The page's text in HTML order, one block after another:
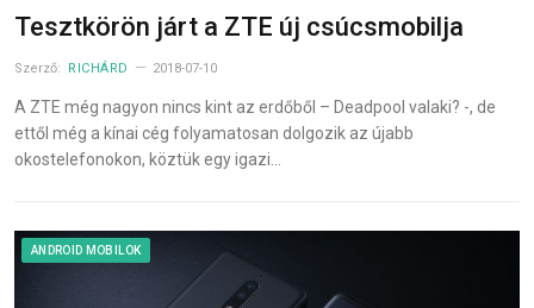
Tesztkörön járt a ZTE új csúcsmobilja
Szerző: RICHÁRD 2018-07-10
A ZTE még nagyon nincs kint az erdőből – Deadpool valaki? -, de
ettől még a kínai cég folyamatosan dolgozik az újabb
okostelefonokon, köztük egy igazi…
ANDROID MOBILOK